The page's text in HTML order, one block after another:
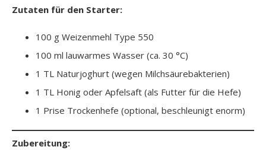
Zutaten für den Starter:
100 g Weizenmehl Type 550
100 ml lauwarmes Wasser (ca. 30 °C)
1 TL Naturjoghurt (wegen Milchsäurebakterien)
1 TL Honig oder Apfelsaft (als Futter für die Hefe)
1 Prise Trockenhefe (optional, beschleunigt enorm)
Zubereitung: